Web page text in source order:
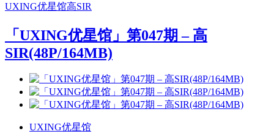
UXING优星馆高SIR
「UXING优星馆」第047期 – 高
SIR(48P/164MB)
UXING优星馆